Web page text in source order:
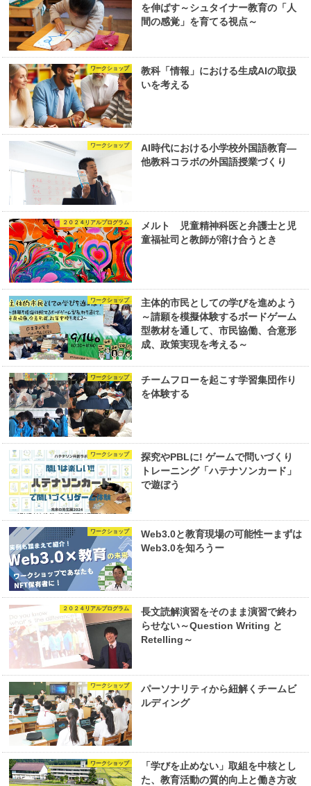
を伸ばす～シュタイナー教育の「人
間の感覚」を育てる視点～
ワークショップ
教科「情報」における生成AIの取扱
いを考える
ワークショップ
AI時代における小学校外国語教育―
他教科コラボの外国語授業づくり
２０２４リアルプログラム
メルト 児童精神科医と弁護士と児
童福祉司と教師が溶け合うとき
ワークショップ
主体的市民としての学びを進めよう
～請願を模擬体験するボードゲーム
型教材を通して、市民協働、合意形
成、政策実現を考える～
ワークショップ
チームフローを起こす学習集団作り
を体験する
ワークショップ
探究やPBLに! ゲームで問いづくり
トレーニング「ハテナソンカード」
で遊ぼう
ワークショップ
Web3.0と教育現場の可能性ーまずは
Web3.0を知ろうー
２０２４リアルプログラム
長文読解演習をそのまま演習で終わ
らせない～Question Writing と
Retelling～
ワークショップ
パーソナリティから紐解くチームビ
ルディング
ワークショップ
「学びを止めない」取組を中核とし
た、教育活動の質的向上と働き方改